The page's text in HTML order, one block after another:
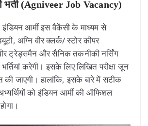
भर्ती (Agniveer Job Vacancy)
आर्मी इस वैकेंसी के माध्यम से
अग्नि वीर क्लर्क/ स्टोर कीपर
ट्रेड्समैन और सैनिक तकनीकी नर्सिंग
करेगी। इसके लिए लिखित परीक्षा जून
जाएगी। हालांकि, इसके बारे में सटीक
को इंडियन आर्मी की ऑफिशल